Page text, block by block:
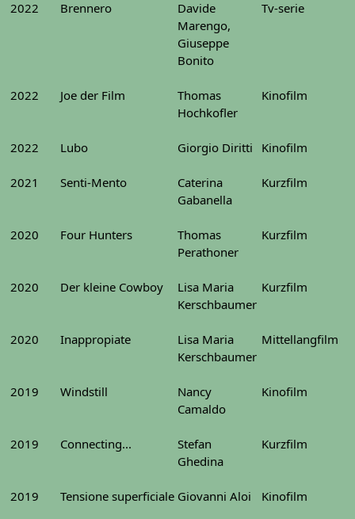
2022 Brennero
Davide
Marengo,
Giuseppe
Bonito
Tv-serie
2022 Joe der Film
Thomas
Hochkofler
Kinofilm
2022 Lubo Giorgio Diritti Kinofilm
2021 Senti-Mento
Caterina
Gabanella
Kurzfilm
2020 Four Hunters
Thomas
Perathoner
Kurzfilm
2020 Der kleine Cowboy
Lisa Maria
Kerschbaumer
Kurzfilm
2020 Inappropiate
Lisa Maria
Kerschbaumer
Mittellangfilm
2019 Windstill
Nancy
Camaldo
Kinofilm
2019 Connecting...
Stefan
Ghedina
Kurzfilm
2019 Tensione superficiale Giovanni Aloi Kinofilm